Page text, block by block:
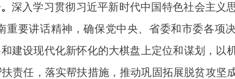
深入学习贯彻习近平新时代中国特色社会主义
要讲话精神，确保党中央、省委和市委各项
建设现代化新怀化的大棋盘上定位和谋划，以
责任，落实帮扶措施，推动巩固拓展脱贫攻坚